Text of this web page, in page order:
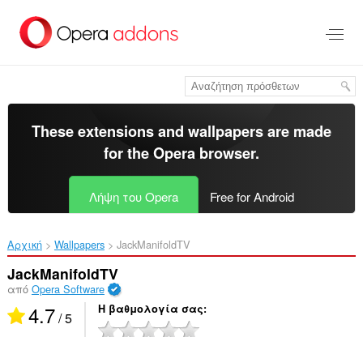
στο
κύριο
These extensions and wallpapers are made
for theOpera browser.
Λήψη του Opera Free for Android
Αρχική Wallpapers JackManifoldTV‎
JackManifoldTV
από Opera Software
4.7/ 5 Η βαθμολογία σας